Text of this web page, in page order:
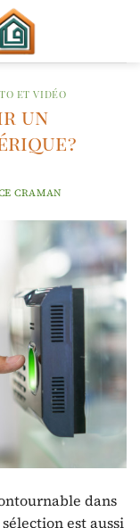
ET VIDÉO
un
?
CRAMAN
dans
est aussi